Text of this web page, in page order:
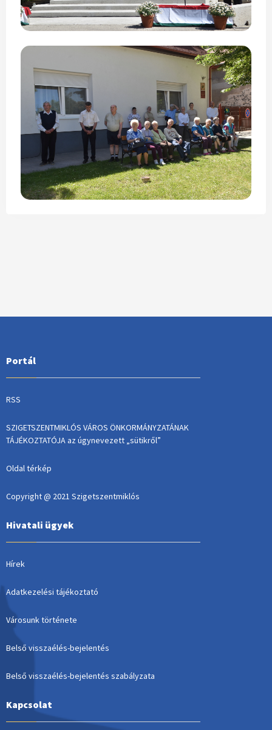
Portál
RSS
SZIGETSZENTMIKLÓS VÁROS ÖNKORMÁNYZATÁNAK
TÁJÉKOZTATÓJA az úgynevezett „sütikről”
Oldal térkép
Copyright @ 2021 Szigetszentmiklós
Hivatali ügyek
Hírek
Adatkezelési tájékoztató
Városunk története
Belső visszaélés-bejelentés
Belső visszaélés-bejelentés szabályzata
Kapcsolat